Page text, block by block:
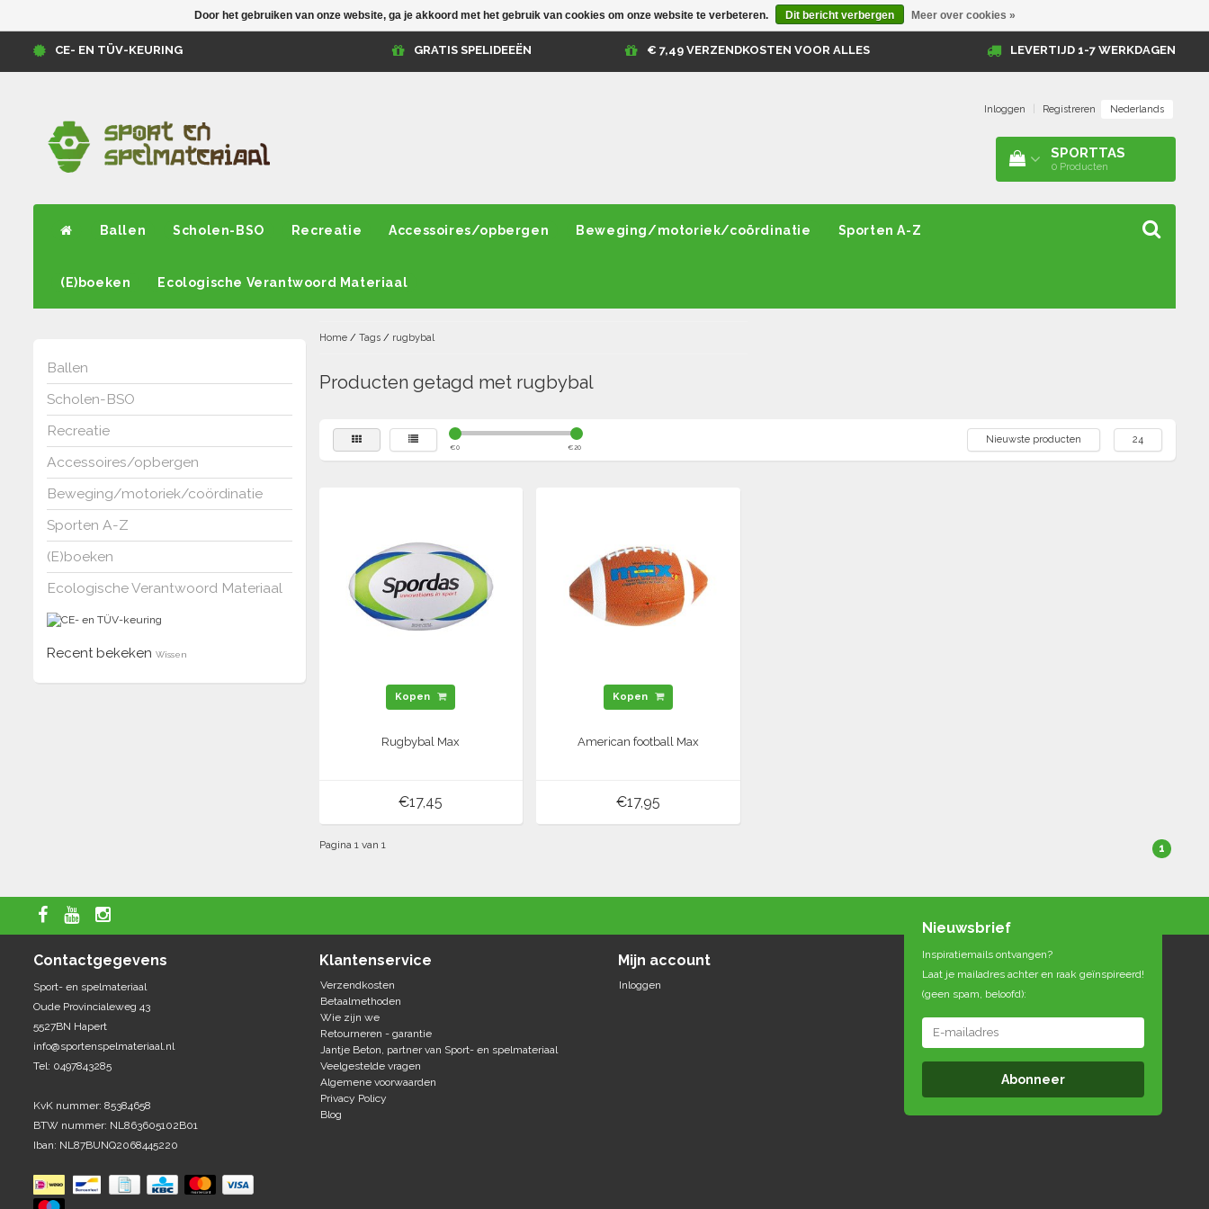
CE- EN TÜV-KEURING GRATIS SPELIDEEËN € 7,49 VERZENDKOSTEN VOOR ALLES LEVERTIJD 1-7 WERKDAGEN
Inloggen Registreren Nederlands
SPORTTAS
0 Producten
Ballen Scholen-BSO Recreatie Accessoires/opbergen Beweging/motoriek/coördinatie Sporten A-Z
(E)boeken Ecologische Verantwoord Materiaal
Ballen
Scholen-BSO
Recreatie
Accessoires/opbergen
Beweging/motoriek/coördinatie
Sporten A-Z
(E)boeken
Ecologische Verantwoord Materiaal
Recent bekeken Wissen
Home/ Tags/ rugbybal
Producten getagd met rugbybal
€0 € 20
Nieuwste producten 24
Kopen
Rugbybal Max
€17,45
Kopen
American football Max
€17,95
Pagina 1 van 1 1
Contactgegevens
Sport- en spelmateriaal
Oude Provincialeweg 43
5527BN Hapert
info@sportenspelmateriaal.nl
Tel: 0497843285
KvK nummer: 85384658
BTW nummer: NL863605102B01
Iban: NL87BUNQ2068445220
Klantenservice
Verzendkosten
Betaalmethoden
Wie zijn we
Retourneren - garantie
Jantje Beton, partner van Sport- en spelmateriaal
Veelgestelde vragen
Algemene voorwaarden
Privacy Policy
Blog
Mijn account
Inloggen
Nieuwsbrief
Inspiratiemails ontvangen?
Laat je mailadres achter en raak geïnspireerd!
(geen spam, beloofd):
Abonneer
Door het gebruiken van onze website, ga je akkoord met het gebruik van cookies om onze website te verbeteren. Dit bericht verbergen Meer over cookies »